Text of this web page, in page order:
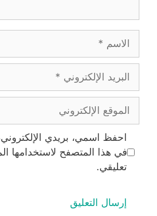
الإلكتروني
الإلكتروني
احفظ اسمي، بريدي
في هذا المتصفح لاستخدامها
تعليقي.